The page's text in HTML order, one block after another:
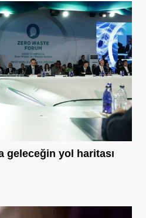
geleceğin yol haritası